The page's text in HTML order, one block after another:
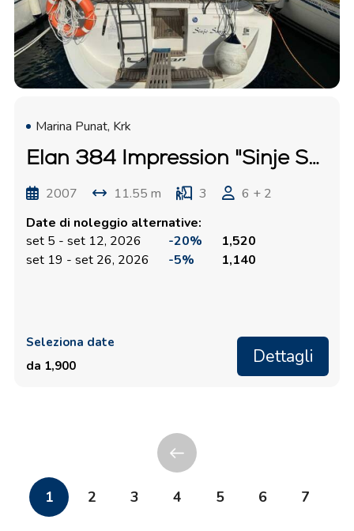
Marina Punat, Krk
Elan 384 Impression "Sinje Sanje"
2007 11.55 m 3
6 + 2
Date di noleggio alternative:
set 5 - set 12, 2026
-20%
1,520
set 19 - set 26, 2026
-5% 1,140
Seleziona date
da 1,900
Dettagli
1 2 3 4 5 6 7